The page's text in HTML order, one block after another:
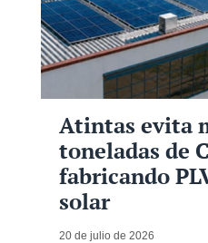
Atintas evita
toneladas de
fabricando
solar
20 de julio de 2026